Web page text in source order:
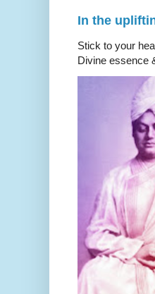
In the
Stick to your
Divine essence